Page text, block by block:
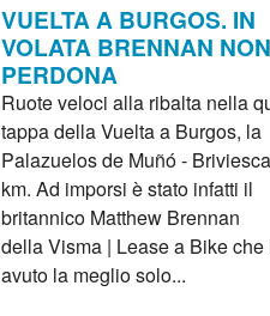
VUELTA A BURGOS. IN
VOLATA BRENNAN NON
PERDONA
Ruote veloci alla ribalta nella
tappa della Vuelta a Burgos, la
Palazuelos de Muñó -
km. Ad imporsi è stato infatti il
britannico Matthew Brennan
della Visma | Lease a Bike che
avuto la meglio solo...